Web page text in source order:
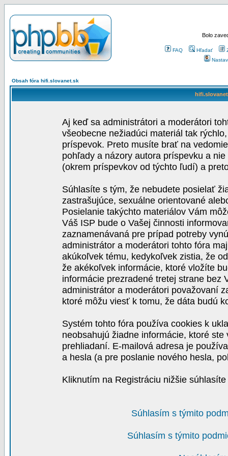
Bolo
FAQ Hľadať
Obsah fóra hifi.slovanet.sk
Aj keď sa administrátori a moderátori
všeobecne nežiadúci materiál tak
príspevok. Preto musíte brať na
pohľady a názory autora príspevku a
(okrem príspevkov od týchto ľudí) a
Súhlasíte s tým, že nebudete posielať
zastrašujúce, sexuálne orientované
Posielanie takýchto materiálov Vám
Váš ISP bude o Vašej činnosti
zaznamenávaná pre prípad potreby
administrátor a moderátori tohto fóra
akúkoľvek tému, kedykoľvek zistia, že
že akékoľvek informácie, ktoré vložíte
informácie prezradené tretej strane bez
administrátor a moderátori považovaní
ktoré môžu viesť k tomu, že dáta budú
Systém tohto fóra používa cookies k
neobsahujú žiadne informácie, ktoré
prehliadaní. E-mailová adresa je
a hesla (a pre poslanie nového hesla,
Kliknutím na Registráciu nižšie
Súhlasím s týmito
Súhlasím s týmito